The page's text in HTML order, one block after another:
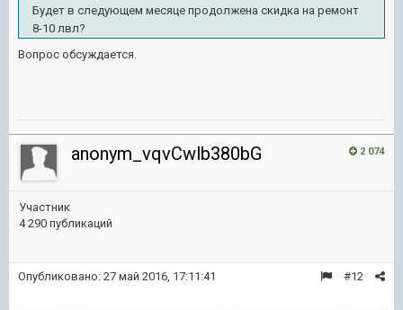
Будет в следующем месяце продолжена скидка на ремонт
8-10 лвл?
Вопрос обсуждается.
2 074
anonym_vqvCwlb380bG
Участник
4 290 публикаций
#12
Опубликовано: 27 май 2016, 17:11:41